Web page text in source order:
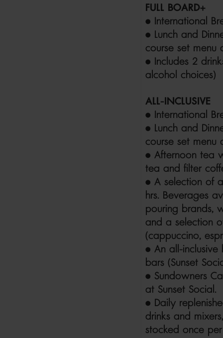
FULL BOARD+
• International
• Lunch and
course set menu
• Includes 2
alcohol choices)
ALL-INCLUSIVE
• International
• Lunch and
course set menu
• Afternoon tea
tea and filter
• A selection of
hrs. Beverages
pouring brands,
and a selection
(cappuccino,
• An all-
bars (Sunset
• Sundowners
at Sunset Social.
• Daily
drinks and
stocked once